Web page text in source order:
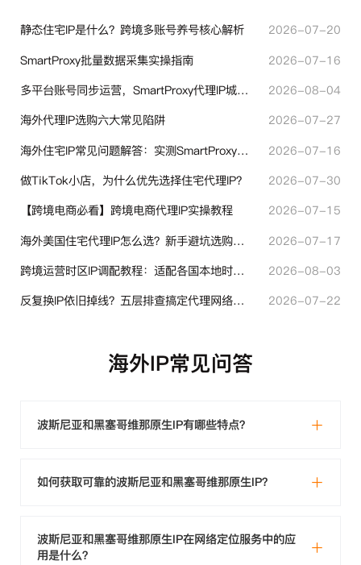
静态住宅IP是什么？跨境多账号养号核心解析
2026-07-20
SmartProxy批量数据采集实操指南
2026-07-16
多平台账号同步运营，SmartProxy代理IP城市定位功能有哪些实用价值
2026-08-04
海外代理IP选购六大常见陷阱
2026-07-27
海外住宅IP常见问题解答：实测SmartProxy使用经验分享
2026-07-16
做TikTok小店，为什么优先选择住宅代理IP？
2026-07-30
【跨境电商必看】跨境电商代理IP实操教程
2026-07-15
海外美国住宅代理IP怎么选？新手避坑选购指南
2026-07-17
跨境运营时区IP调配教程：适配各国本地时区设置方法
2026-08-03
反复换IP依旧掉线？五层排查搞定代理网络异常
2026-07-22
海外IP常见问答
波斯尼亚和黑塞哥维那原生IP有哪些特点？
如何获取可靠的波斯尼亚和黑塞哥维那原生IP？
波斯尼亚和黑塞哥维那原生IP在网络定位服务中的应
用是什么？